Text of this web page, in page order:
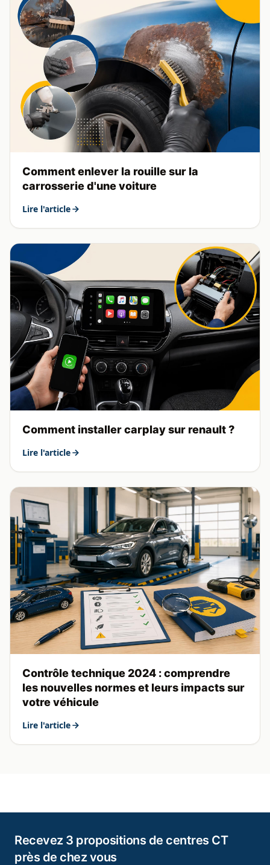
Comment enlever la rouille sur la
carrosserie d'une voiture
Lire l'article
Comment installer carplay sur renault ?
Lire l'article
Contrôle technique 2024 : comprendre
les nouvelles normes et leurs impacts sur
votre véhicule
Lire l'article
Recevez 3 propositions de centres CT
près de chez vous